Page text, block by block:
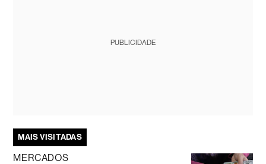
PUBLICIDADE
MAIS VISITADAS
MERCADOS